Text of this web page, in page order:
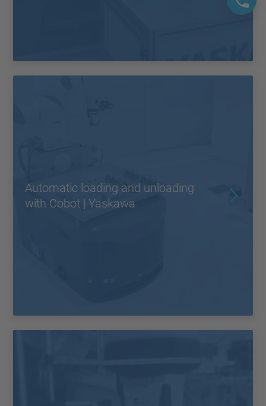
Automatic loading and unloading
with Cobot | Yaskawa